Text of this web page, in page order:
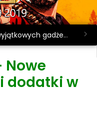
Gramy z WOŚP! Wylicytuj zestaw wyjątkowych gadżetów.
Nowe
dodatki w